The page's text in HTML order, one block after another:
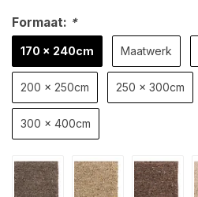
Formaat: *
170 x 240cm Maatwerk
200 x 250cm 250 x 300cm
300 x 400cm